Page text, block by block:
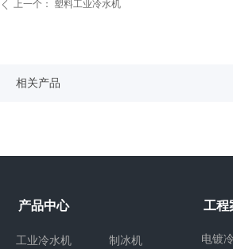
相关产品
ꄴ 上一个： 塑料工业冷水机
产品中心
工业冷水机 制冰机
工程
电镀